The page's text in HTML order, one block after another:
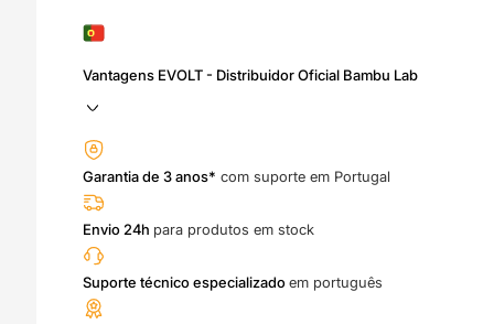
Vantagens EVOLT - Distribuidor Oficial Bambu Lab
Garantia de 3 anos* com suporte em Portugal
Envio 24h para produtos em stock
Suporte técnico especializadoem português